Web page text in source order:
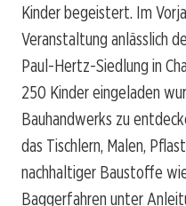
Kinder begeistert. Im
Veranstaltung anlässlich
Paul-Hertz-Siedlung in
250 Kinder eingeladen
Bauhandwerks zu
das Tischlern, Malen,
nachhaltiger Baustoffe
Baggerfahren unter